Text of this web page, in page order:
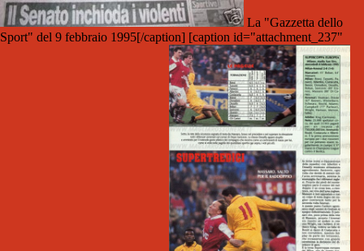
La "Gazzetta dello
Sport" del 9 febbraio 1995[/caption] [caption id="attachment_237"